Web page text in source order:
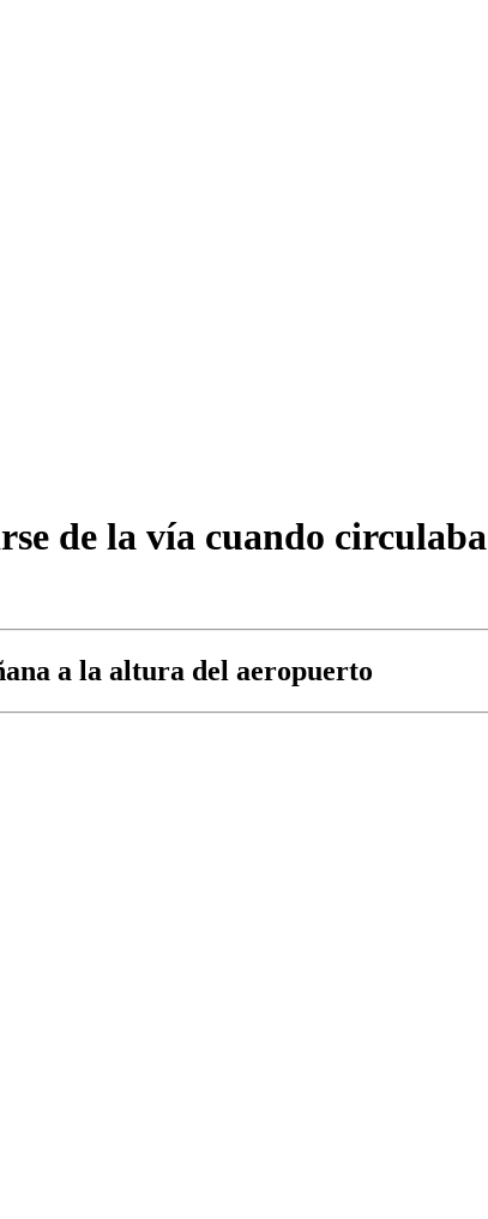
de la vía cuando
a la altura del aeropuerto